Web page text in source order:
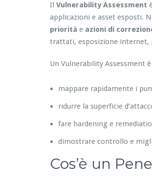
Il Vulnerability Assessment
applicazioni e asset esposti.
priorità e azioni di
trattati, esposizione internet,
Un Vulnerability Assessment
mappare rapidamente i
ridurre la superficie
fare hardening e
dimostrare controllo e
Cos’è un